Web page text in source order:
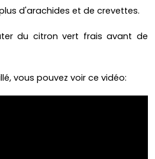
d'arachides et de crevettes.
du citron vert frais avant de
vous pouvez voir ce vidéo: